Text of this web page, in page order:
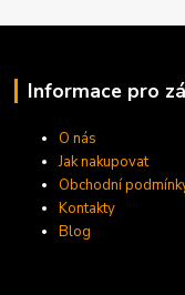
Informace pro
O nás
Jak nakupovat
Obchodní
Kontakty
Blog